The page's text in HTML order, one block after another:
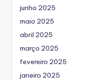
junho 2025
maio 2025
abril 2025
março 2025
fevereiro 2025
janeiro 2025